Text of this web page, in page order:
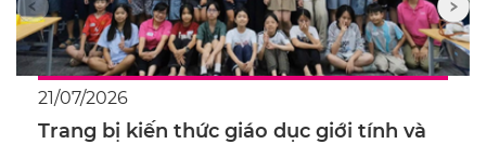
21/07/2026
Trang bị kiến thức giáo dục giới tính và